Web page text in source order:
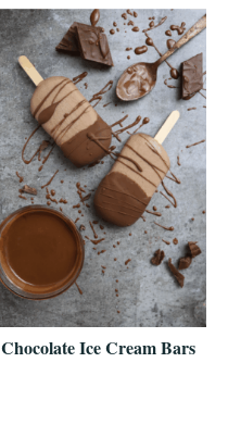
Chocolate Ice Cream Bars